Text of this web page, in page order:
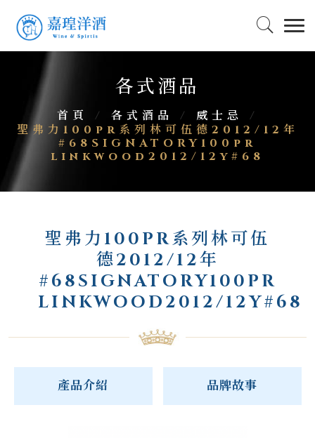
各式酒品
首頁 / 各式酒品 / 威士忌
/
聖弗力100pr系列林可伍德2012/12年
#68SIGNATORY100pr
linkwood2012/12y#68
聖弗力100PR系列林可伍
德2012/12年
#68SIGNATORY100PR
LINKWOOD2012/12Y#68
產品介紹 品牌故事